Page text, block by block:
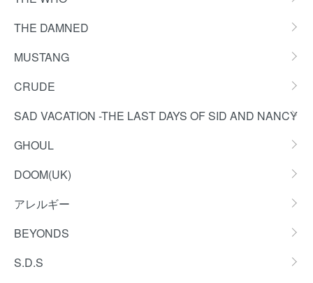
THE DAMNED
MUSTANG
CRUDE
SAD VACATION -THE LAST DAYS OF SID AND NANCY
GHOUL
DOOM(UK)
アレルギー
BEYONDS
S.D.S